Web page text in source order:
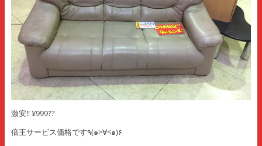
激安‼ ¥999??
倍王サービス価格です٩(๑>∀<๑)۶